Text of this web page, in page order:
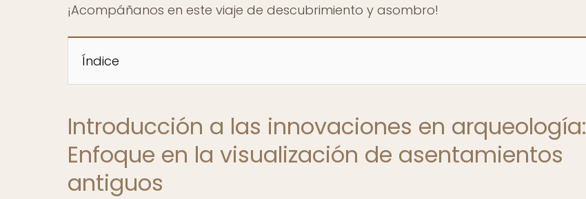
¡Acompáñanos en este viaje de descubrimiento y asombro!
Índice
Introducción a las innovaciones en arqueología:
Enfoque en la visualización de asentamientos
antiguos